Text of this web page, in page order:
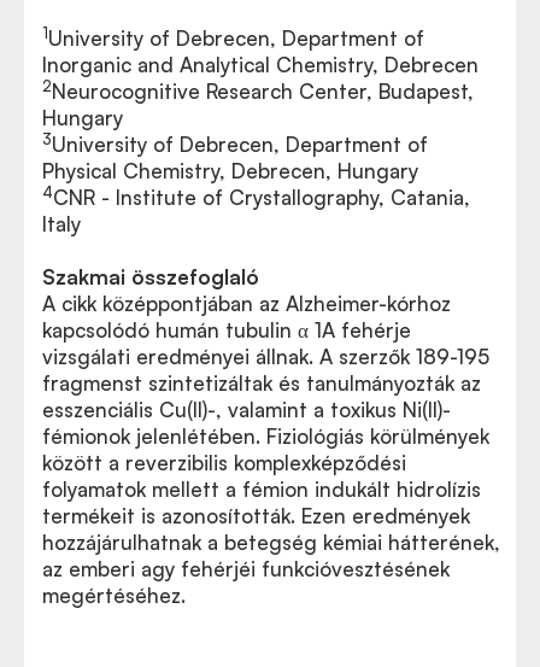
1University of Debrecen, Department of
Inorganic and Analytical Chemistry, Debrecen
2Neurocognitive Research Center, Budapest,
Hungary
3University of Debrecen, Department of
Physical Chemistry, Debrecen, Hungary
4CNR - Institute of Crystallography, Catania,
Italy
Szakmai összefoglaló
A cikk középpontjában az Alzheimer-kórhoz
kapcsolódó humán tubulin α 1A fehérje
vizsgálati eredményei állnak. A szerzők 189-195
fragmenst szintetizáltak és tanulmányozták az
esszenciális Cu(II)-, valamint a toxikus Ni(II)-
fémionok jelenlétében. Fiziológiás körülmények
között a reverzibilis komplexképződési
folyamatok mellett a fémion indukált hidrolízis
termékeit is azonosították. Ezen eredmények
hozzájárulhatnak a betegség kémiai hátterének,
az emberi agy fehérjéi funkcióvesztésének
megértéséhez.